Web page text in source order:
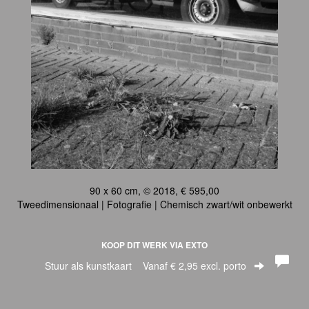
90 x 60 cm, © 2018, € 595,00
Tweedimensionaal | Fotografie | Chemisch zwart/wit onbewerkt
KOOP DIT WERK VIA EXTO
Stuur als kunstkaart Vanaf € 2,95 excl. porto